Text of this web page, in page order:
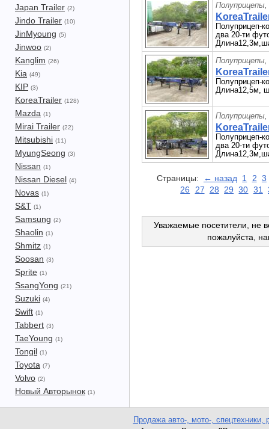
Japan Trailer (2)
Jindo Trailer (10)
JinMyoung (5)
Jinwoo (2)
Kanglim (26)
Kia (49)
KIP (3)
KoreaTrailer (128)
Mazda (1)
Mirai Trailer (22)
Mitsubishi (11)
MyungSeong (3)
Nissan (1)
Nissan Diesel (4)
Novas (1)
S&T (1)
Samsung (2)
Shaolin (1)
Shmitz (1)
Soosan (3)
Sprite (1)
SsangYong (21)
Suzuki (4)
Swift (1)
Tabbert (3)
TaeYoung (1)
Tongil (1)
Toyota (7)
Volvo (2)
Новый Авторынок (1)
Полуприцеп-
два 20-ти
Полуприцеп-
Длина12,5м,
Полуприцеп-
два 20-ти
Страницы: ← назад 1 2 3
26
27 28 29 30 31
Уважаемые посетители, не
пожалуйста,
Продажа авто-, мото-, спецтехники,